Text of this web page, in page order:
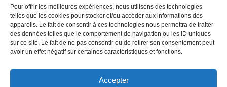
Pour offrir les meilleures expériences, nous utilisons des technologies
telles que les cookies pour stocker et/ou accéder aux informations des
appareils. Le fait de consentir à ces technologies nous permettra de traiter
des données telles que le comportement de navigation ou les ID uniques
sur ce site. Le fait de ne pas consentir ou de retirer son consentement peut
avoir un effet négatif sur certaines caractéristiques et fonctions.
Accepter
Toggle
Navigation
ACCUEIL
Mentions légales